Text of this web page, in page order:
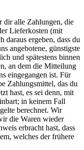
dir alle Zahlungen, die
Lieferkosten (mit
daraus ergeben, dass du
angebotene, günstigste
und spätestens binnen
an dem die Mitteilung
eingegangen ist. Für
Zahlungsmittel, das du
hast, es sei denn, mit
in keinem Fall
berechnet. Wir
die Waren wieder
erbracht hast, dass
welches der frühere